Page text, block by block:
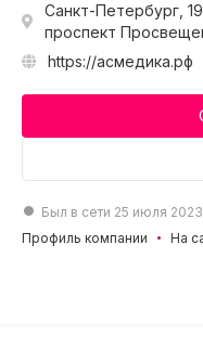
Санкт-Петербург,
проспект
https://асмедика.рф
Был в сети 25 июля
Профиль компании
На